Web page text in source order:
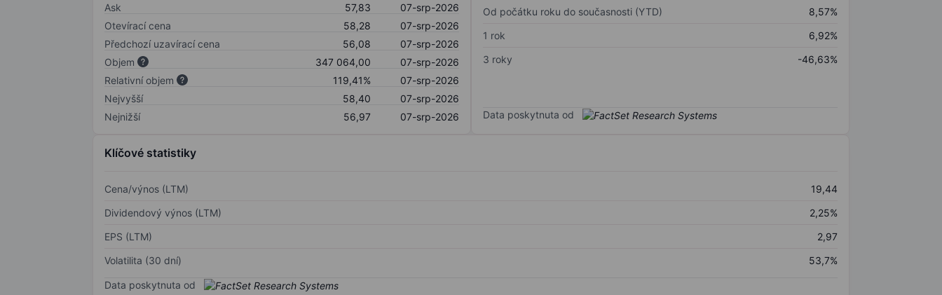
Ask
57,83
07-srp-2026
Otevírací cena
58,28
07-srp-2026
Předchozí uzavírací cena
56,08
07-srp-2026
Objem
347 064,00
07-srp-2026
Relativní objem
119,41%
07-srp-2026
Nejvyšší
58,40
07-srp-2026
Nejnižší
56,97 07-srp-2026
Od počátku roku do současnosti (YTD)
8,57%
1 rok
6,92%
3 roky
-46,63%
Data poskytnuta od
Klíčové statistiky
Cena/výnos (LTM)
19,44
Dividendový výnos (LTM)
2,25%
EPS (LTM)
2,97
Volatilita (30 dní)
53,7%
Data poskytnuta od